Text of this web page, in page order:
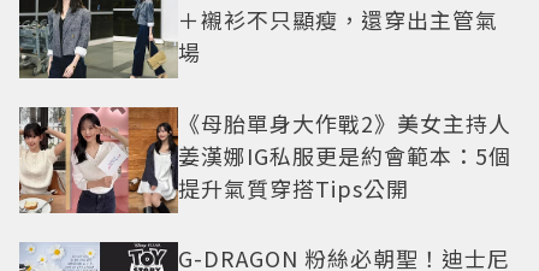
＋襯衫不只顯瘦，還穿出主管氣
場
《母胎單身大作戰2》美女主持人
姜漢娜IG私服更是約會範本：5個
提升氣質穿搭Tips公開
G-DRAGON 粉絲必朝聖！迪士尼